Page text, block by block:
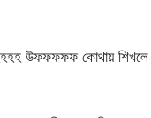
উফফফফফ কোথায় শিখলে